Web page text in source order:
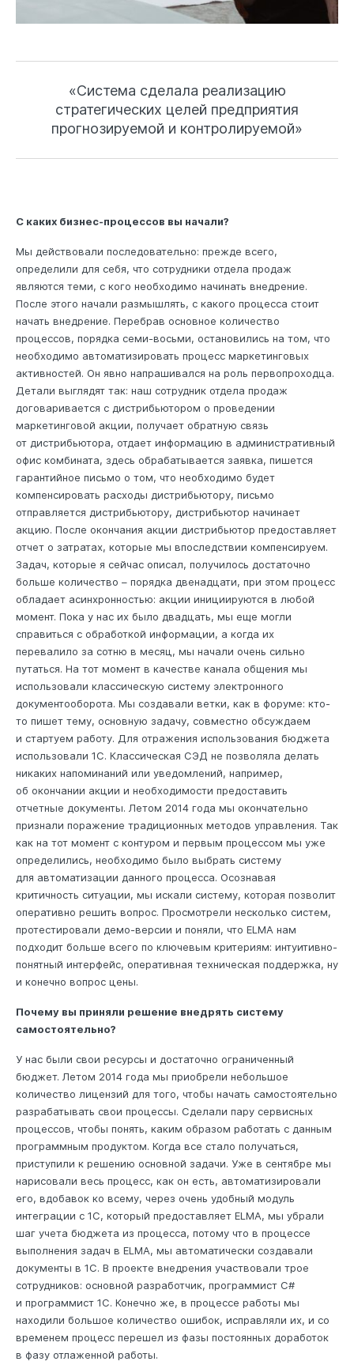
«Система сделала реализацию
стратегических целей предприятия
прогнозируемой и контролируемой»
С каких бизнес-процессов вы начали?
Мы действовали последовательно: прежде всего,
определили для себя, что сотрудники отдела продаж
являются теми, с кого необходимо начинать внедрение.
После этого начали размышлять, с какого процесса стоит
начать внедрение. Перебрав основное количество
процессов, порядка семи-восьми, остановились на том, что
необходимо автоматизировать процесс маркетинговых
активностей. Он явно напрашивался на роль первопроходца.
Детали выглядят так: наш сотрудник отдела продаж
договаривается с дистрибьютором о проведении
маркетинговой акции, получает обратную связь
от дистрибьютора, отдает информацию в административный
офис комбината, здесь обрабатывается заявка, пишется
гарантийное письмо о том, что необходимо будет
компенсировать расходы дистрибьютору, письмо
отправляется дистрибьютору, дистрибьютор начинает
акцию. После окончания акции дистрибьютор предоставляет
отчет о затратах, которые мы впоследствии компенсируем.
Задач, которые я сейчас описал, получилось достаточно
больше количество – порядка двенадцати, при этом процесс
обладает асинхронностью: акции инициируются в любой
момент. Пока у нас их было двадцать, мы еще могли
справиться с обработкой информации, а когда их
перевалило за сотню в месяц, мы начали очень сильно
путаться. На тот момент в качестве канала общения мы
использовали классическую систему электронного
документооборота. Мы создавали ветки, как в форуме: кто-
то пишет тему, основную задачу, совместно обсуждаем
и стартуем работу. Для отражения использования бюджета
использовали 1С. Классическая СЭД не позволяла делать
никаких напоминаний или уведомлений, например,
об окончании акции и необходимости предоставить
отчетные документы. Летом 2014 года мы окончательно
признали поражение традиционных методов управления. Так
как на тот момент с контуром и первым процессом мы уже
определились, необходимо было выбрать систему
для автоматизации данного процесса. Осознавая
критичность ситуации, мы искали систему, которая позволит
оперативно решить вопрос. Просмотрели несколько систем,
протестировали демо-версии и поняли, что ELMA нам
подходит больше всего по ключевым критериям: интуитивно-
понятный интерфейс, оперативная техническая поддержка, ну
и конечно вопрос цены.
Почему вы приняли решение внедрять систему
самостоятельно?
У нас были свои ресурсы и достаточно ограниченный
бюджет. Летом 2014 года мы приобрели небольшое
количество лицензий для того, чтобы начать самостоятельно
разрабатывать свои процессы. Сделали пару сервисных
процессов, чтобы понять, каким образом работать с данным
программным продуктом. Когда все стало получаться,
приступили к решению основной задачи. Уже в сентябре мы
нарисовали весь процесс, как он есть, автоматизировали
его, вдобавок ко всему, через очень удобный модуль
интеграции с 1С, который предоставляет ELMA, мы убрали
шаг учета бюджета из процесса, потому что в процессе
выполнения задач в ELMA, мы автоматически создавали
документы в 1C. В проекте внедрения участвовали трое
сотрудников: основной разработчик, программист C#
и программист 1С. Конечно же, в процессе работы мы
находили большое количество ошибок, исправляли их, и со
временем процесс перешел из фазы постоянных доработок
в фазу отлаженной работы.